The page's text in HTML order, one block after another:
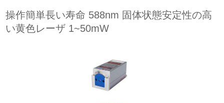
操作簡単長い寿命 588nm 固体状態安定性の高
い黄色レーザ 1~50mW